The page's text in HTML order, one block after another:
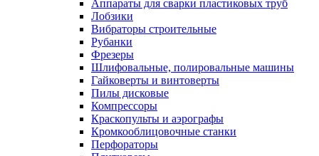
Аппараты для сварки пластиковых труб
Лобзики
Вибраторы строительные
Рубанки
Фрезеры
Шлифовальные, полировальные машины
Гайковерты и винтоверты
Пилы дисковые
Компрессоры
Краскопульты и аэрографы
Кромкооблицовочные станки
Перфораторы